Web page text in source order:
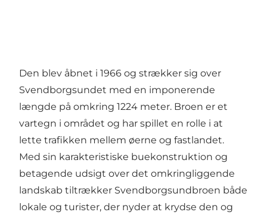
Den blev åbnet i 1966 og strækker sig over
Svendborgsundet med en imponerende
længde på omkring 1224 meter. Broen er et
vartegn i området og har spillet en rolle i at
lette trafikken mellem øerne og fastlandet.
Med sin karakteristiske buekonstruktion og
betagende udsigt over det omkringliggende
landskab tiltrækker Svendborgsundbroen både
lokale og turister, der nyder at krydse den og